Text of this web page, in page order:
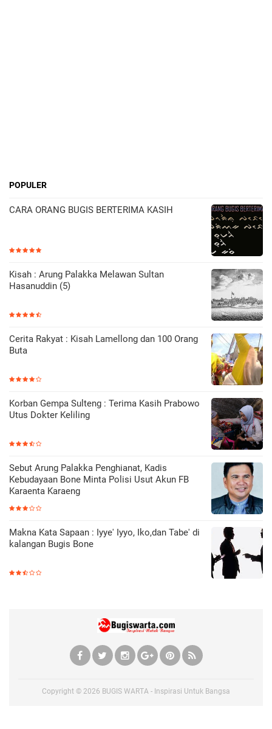
POPULER
CARA ORANG BUGIS BERTERIMA KASIH
Kisah : Arung Palakka Melawan Sultan
Hasanuddin (5)
Cerita Rakyat : Kisah Lamellong dan 100 Orang
Buta
Korban Gempa Sulteng : Terima Kasih Prabowo
Utus Dokter Keliling
Sebut Arung Palakka Penghianat, Kadis
Kebudayaan Bone Minta Polisi Usut Akun FB
Karaenta Karaeng
Makna Kata Sapaan : Iyye' Iyyo, Iko,dan Tabe' di
kalangan Bugis Bone
Copyright © 2026 BUGIS WARTA - Inspirasi Untuk Bangsa